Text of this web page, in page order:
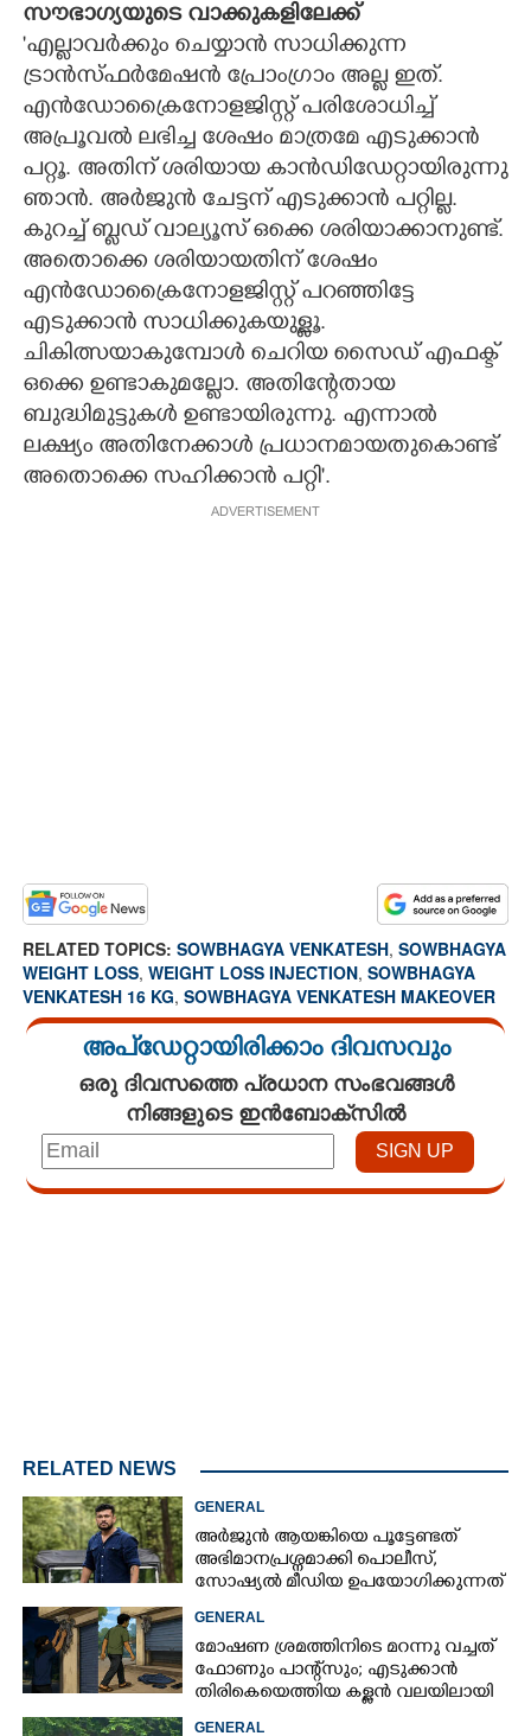
സൗഭാഗ്യയുടെ വാക്കുകളിലേക്ക്
'എല്ലാവർക്കും ചെയ്യാൻ സാധിക്കുന്ന
ട്രാൻസ്ഫർമേഷൻ പ്രോംഗ്രാം അല്ല ഇത്.
എൻഡോക്രൈനോളജിസ്റ്റ് പരിശോധിച്ച്
അപ്രൂവൽ ലഭിച്ച ശേഷം മാത്രമേ എടുക്കാൻ
പറ്റൂ. അതിന് ശരിയായ കാൻഡിഡേറ്റായിരുന്നു
ഞാൻ. അർജുൻ ചേട്ടന് എടുക്കാൻ പറ്റില്ല.
കുറച്ച് ബ്ലഡ് വാല്യൂസ് ഒക്കെ ശരിയാക്കാനുണ്ട്.
അതൊക്കെ ശരിയായതിന് ശേഷം
എൻഡോക്രൈനോളജിസ്റ്റ് പറഞ്ഞിട്ടേ
എടുക്കാൻ സാധിക്കുകയുള്ളൂ.
ചികിത്സയാകുമ്പോൾ ചെറിയ സൈഡ് എഫക്ട്
ഒക്കെ ഉണ്ടാകുമല്ലോ. അതിന്റേതായ
ബുദ്ധിമുട്ടുകൾ ഉണ്ടായിരുന്നു. എന്നാൽ
ലക്ഷ്യം അതിനേക്കാൾ പ്രധാനമായതുകൊണ്ട്
അതൊക്കെ സഹിക്കാൻ പറ്റി'.
ADVERTISEMENT
RELATED TOPICS: SOWBHAGYA VENKATESH, SOWBHAGYA
WEIGHT LOSS, WEIGHT LOSS INJECTION, SOWBHAGYA
VENKATESH 16 KG, SOWBHAGYA VENKATESH MAKEOVER
അപ്ഡേറ്റായിരിക്കാം ദിവസവും
ഒരു ദിവസത്തെ പ്രധാന സംഭവങ്ങൾ
നിങ്ങളുടെ ഇൻബോക്സിൽ
RELATED NEWS
GENERAL
അർജുൻ ആയങ്കിയെ പൂട്ടേണ്ടത്
അഭിമാനപ്രശ്നമാക്കി പൊലീസ്,
സാേഷ്യൽ മീഡിയ ഉപയോഗിക്കുന്നത്
GENERAL
മോഷണ ശ്രമത്തിനിടെ മറന്നു വച്ചത്
ഫോണും പാന്റ്സും; എടുക്കാൻ
തിരികെയെത്തിയ കള്ളൻ വലയിലായി
GENERAL